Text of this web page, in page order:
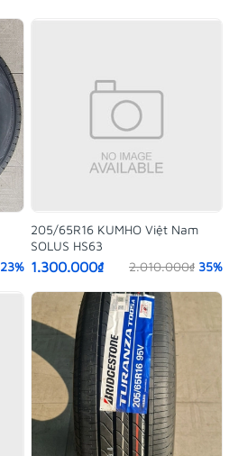
23%
205/65R16 KUMHO Việt Nam
SOLUS HS63
1.300.000₫ 2.010.000₫ 35%